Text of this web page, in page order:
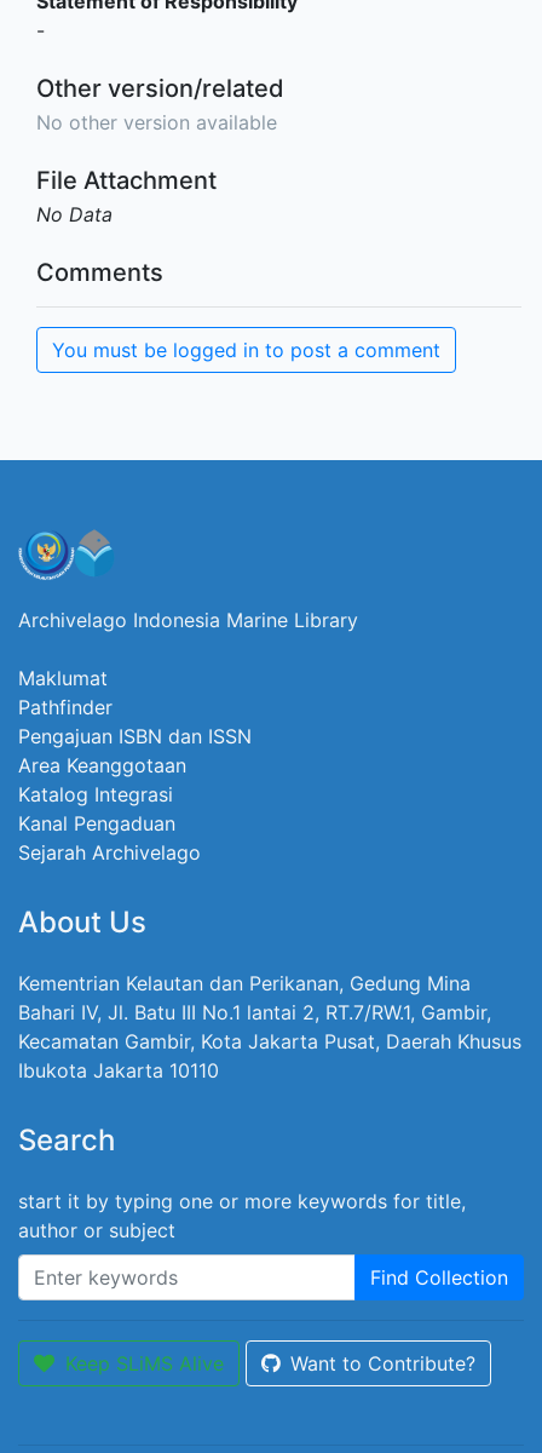
-
Other version/related
No other version available
File Attachment
No Data
Comments
You must be logged in to post a comment
Archivelago Indonesia Marine Library
Maklumat
Pathfinder
Pengajuan ISBN dan ISSN
Area Keanggotaan
Katalog Integrasi
Kanal Pengaduan
Sejarah Archivelago
About Us
Kementrian Kelautan dan Perikanan, Gedung Mina
Bahari IV, Jl. Batu III No.1 lantai 2, RT.7/RW.1, Gambir,
Kecamatan Gambir, Kota Jakarta Pusat, Daerah Khusus
Ibukota Jakarta 10110
Search
start it by typing one or more keywords for title,
author or subject
Find Collection
Keep SLiMS Alive Want to Contribute?